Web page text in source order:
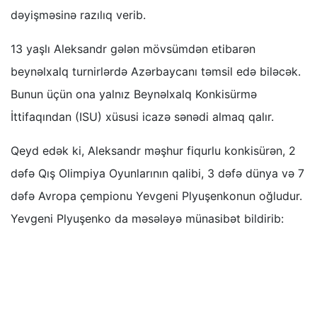
dəyişməsinə razılıq verib.
13 yaşlı Aleksandr gələn mövsümdən etibarən
beynəlxalq turnirlərdə Azərbaycanı təmsil edə biləcək.
Bunun üçün ona yalnız Beynəlxalq Konkisürmə
İttifaqından (ISU) xüsusi icazə sənədi almaq qalır.
Qeyd edək ki, Aleksandr məşhur fiqurlu konkisürən, 2
dəfə Qış Olimpiya Oyunlarının qalibi, 3 dəfə dünya və 7
dəfə Avropa çempionu Yevgeni Plyuşenkonun oğludur.
Yevgeni Plyuşenko da məsələyə münasibət bildirib: